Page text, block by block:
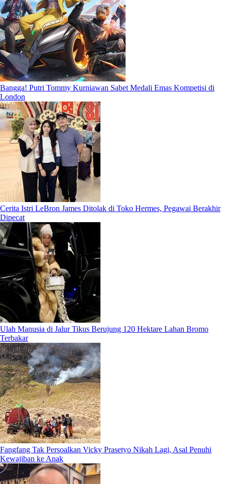
Bangga! Putri Tommy Kurniawan Sabet Medali Emas Kompetisi di
London
Cerita Istri LeBron James Ditolak di Toko Hermes, Pegawai Berakhir
Dipecat
Ulah Manusia di Jalur Tikus Berujung 120 Hektare Lahan Bromo
Terbakar
Fangfang Tak Persoalkan Vicky Prasetyo Nikah Lagi, Asal Penuhi
Kewajiban ke Anak